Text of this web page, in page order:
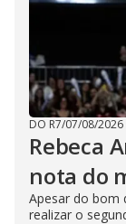
DO R7/07/08/2026
Rebeca
nota do
Apesar do bom
realizar o